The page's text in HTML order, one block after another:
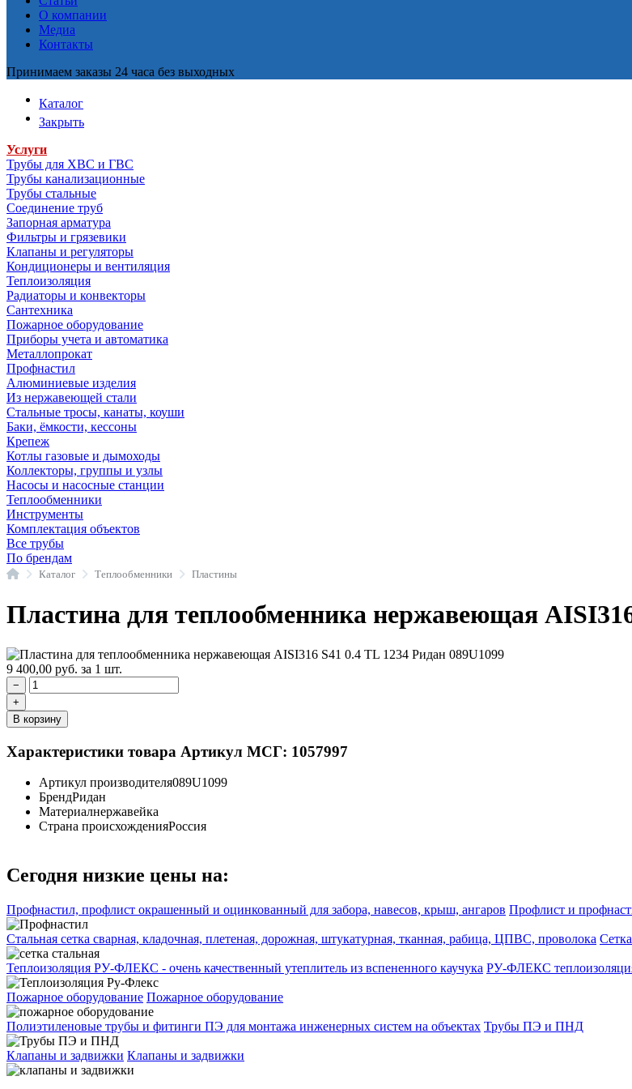
О компании
Медиа
Контакты
Принимаем заказы 24 часа без выходных
Каталог
Закрыть
Услуги
Трубы для ХВС и ГВС
Трубы канализационные
Трубы стальные
Соединение труб
Запорная арматура
Фильтры и грязевики
Клапаны и регуляторы
Кондиционеры и вентиляция
Теплоизоляция
Радиаторы и конвекторы
Сантехника
Пожарное оборудование
Приборы учета и автоматика
Металлопрокат
Профнастил
Алюминиевые изделия
Из нержавеющей стали
Стальные тросы, канаты, коуши
Баки, ёмкости, кессоны
Крепеж
Котлы газовые и дымоходы
Коллекторы, группы и узлы
Насосы и насосные станции
Теплообменники
Инструменты
Комплектация объектов
Все трубы
По брендам
ГлавнаяКаталог Теплообменники Пластины
Пластина для теплообменника нержавеющая
9 400,00 руб. за 1 шт.
−
+
В корзину
Характеристики товара Артикул МСГ: 1057997
Артикул производителя089U1099
БрендРидан
Материалнержавейка
Страна происхожденияРоссия
Сегодня низкие цены на:
Профнастил, профлист окрашенный и оцинкованный для забора, навесов, крыш, ангаров Профлист и
Стальная сетка сварная, кладочная, плетеная, дорожная, штукатурная, тканная, рабица, ЦПВС, проволока
Теплоизоляция РУ-ФЛЕКС - очень качественный утеплитель из вспененного каучука РУ-ФЛЕКС
Пожарное оборудование Пожарное оборудование
Полиэтиленовые трубы и фитинги ПЭ для монтажа инженерных систем на объектах Трубы ПЭ и ПНД
Клапаны и задвижки Клапаны и задвижки